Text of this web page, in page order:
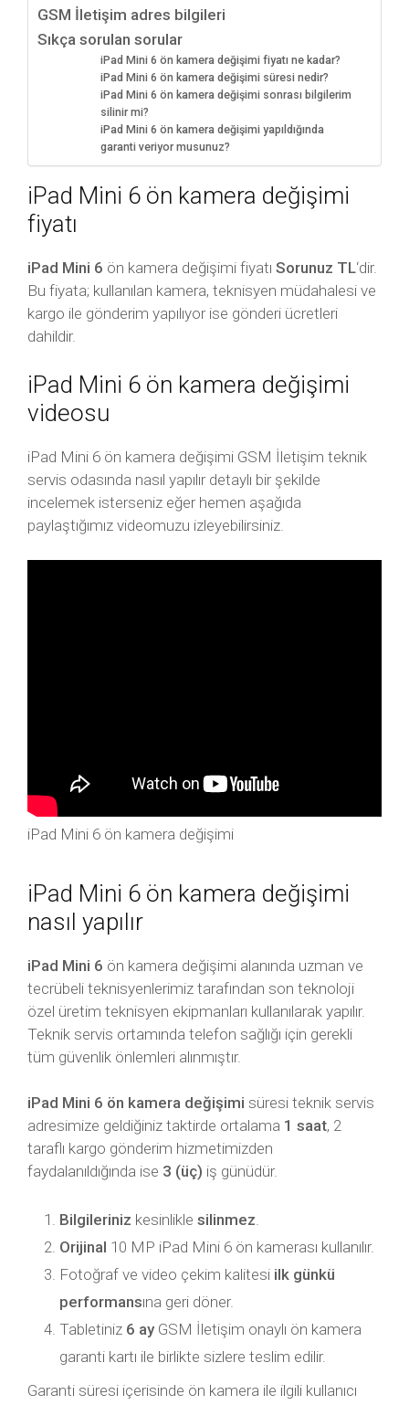
GSM İletişim adres bilgileri
Sıkça sorulan sorular
iPad Mini 6 ön kamera değişimi fiyatı ne kadar?
iPad Mini 6 ön kamera değişimi süresi nedir?
iPad Mini 6 ön kamera değişimi sonrası bilgilerim
silinir mi?
iPad Mini 6 ön kamera değişimi yapıldığında
garanti veriyor musunuz?
iPad Mini 6 ön kamera değişimi
fiyatı
iPad Mini 6 ön kamera değişimi fiyatı Sorunuz TL‘dir.
Bu fiyata; kullanılan kamera, teknisyen müdahalesi ve
kargo ile gönderim yapılıyor ise gönderi ücretleri
dahildir.
iPad Mini 6 ön kamera değişimi
videosu
iPad Mini 6 ön kamera değişimi GSM İletişim teknik
servis odasında nasıl yapılır detaylı bir şekilde
incelemek isterseniz eğer hemen aşağıda
paylaştığımız videomuzu izleyebilirsiniz.
iPad Mini 6 ön kamera değişimi
iPad Mini 6 ön kamera değişimi
nasıl yapılır
iPad Mini 6 ön kamera değişimi alanında uzman ve
tecrübeli teknisyenlerimiz tarafından son teknoloji
özel üretim teknisyen ekipmanları kullanılarak yapılır.
Teknik servis ortamında telefon sağlığı için gerekli
tüm güvenlik önlemleri alınmıştır.
iPad Mini 6 ön kamera değişimi süresi teknik servis
adresimize geldiğiniz taktirde ortalama 1 saat, 2
taraflı kargo gönderim hizmetimizden
faydalanıldığında ise 3 (üç) iş günüdür.
Bilgileriniz kesinlikle silinmez.
Orijinal 10 MP iPad Mini 6 ön kamerası kullanılır.
Fotoğraf ve video çekim kalitesi ilk günkü
performansına geri döner.
Tabletiniz 6 ayGSM İletişim onaylı ön kamera
garanti kartı ile birlikte sizlere teslim edilir.
Garanti süresi içerisinde ön kamera ile ilgili kullanıcı